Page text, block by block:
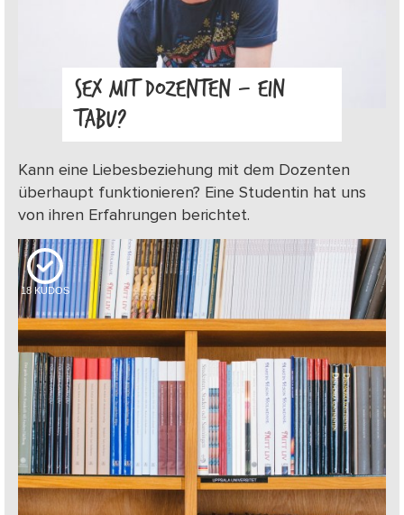
SEX MIT DOZENTEN – EIN
TABU?
Kann eine Liebesbeziehung mit dem Dozenten
überhaupt funktionieren? Eine Studentin hat uns
von ihren Erfahrungen berichtet.
18 KUDOS